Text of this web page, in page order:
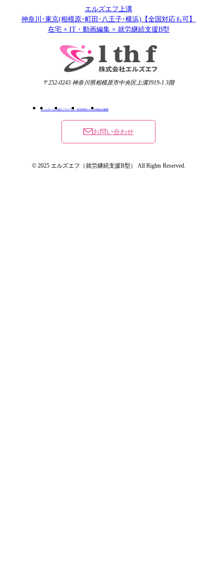
エルズエフ上溝
神奈川･東京(相模原･町田･八王子･横浜)【全国対応も可】
在宅 × IT・動画編集 × 就労継続支援B型
〒252-0243 神奈川県相模原市中央区上溝3919-1 3階
ホームサービス紹介プログラム一覧利用者さんの日報会社概要
お問い合わせ
© 2025 エルズエフ（就労継続支援B型） All Rights Reserved.